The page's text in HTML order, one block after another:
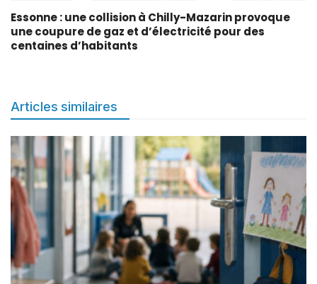
Essonne : une collision à Chilly-Mazarin provoque
une coupure de gaz et d’électricité pour des
centaines d’habitants
Articles similaires